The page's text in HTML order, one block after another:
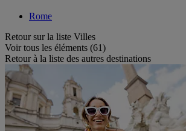
Rome
Retour sur la liste Villes
Voir tous les éléments (61)
Retour à la liste des autres destinations